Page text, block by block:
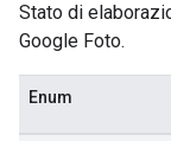
Stato di
Google Foto.
Enum